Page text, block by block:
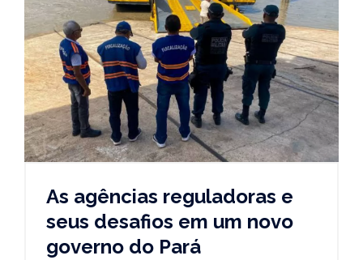
As agências reguladoras e
seus desafios em um novo
governo do Pará